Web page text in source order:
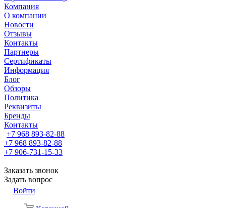
Компания
О компании
Новости
Отзывы
Контакты
Партнеры
Сертификаты
Информация
Блог
Обзоры
Политика
Реквизиты
Бренды
Контакты
+7 968 893-82-88
+7 968 893-82-88
+7 906-731-15-33
Заказать звонок
Задать вопрос
Войти